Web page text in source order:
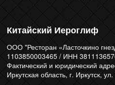
Китайский Иероглиф
ООО "Ресторан «Ласточкино
1103850003465 / ИНН
Фактический и юридический
Иркутская область, г. Иркутск,